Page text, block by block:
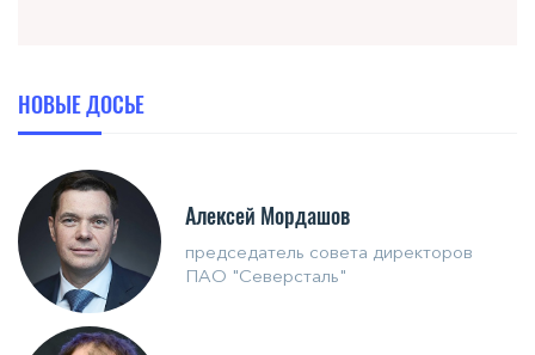
НОВЫЕ ДОСЬЕ
Алексей Мордашов
председатель совета директоров
ПАО "Северсталь"